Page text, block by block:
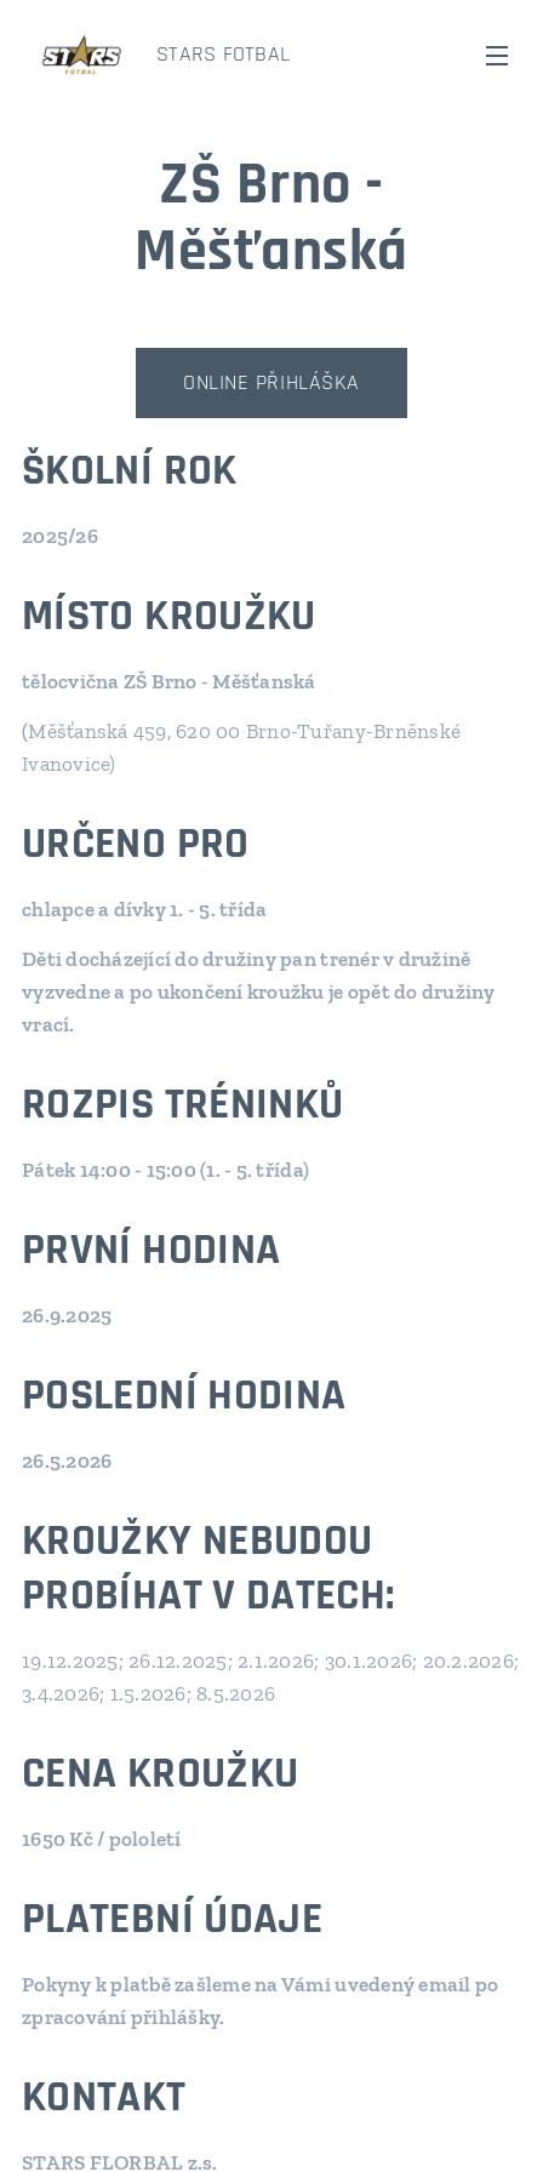
STARS FOTBAL
ZŠ Brno -
Měšťanská
ONLINE PŘIHLÁŠKA
ŠKOLNÍ ROK
2025/26
MÍSTO KROUŽKU
tělocvična ZŠ Brno - Měšťanská
(Měšťanská 459, 620 00 Brno-Tuřany-Brněnské
Ivanovice)
URČENO PRO
chlapce a dívky 1. - 5. třída
Děti docházející do družiny pan trenér v družině
vyzvedne a po ukončení kroužku je opět do družiny
vrací.
ROZPIS TRÉNINKŮ
Pátek 14:00 - 15:00 (1. - 5. třída)
PRVNÍ HODINA
26.9.2025
POSLEDNÍ HODINA
26.5.2026
KROUŽKY NEBUDOU
PROBÍHAT V DATECH:
19.12.2025; 26.12.2025; 2.1.2026; 30.1.2026; 20.2.2026;
3.4.2026; 1.5.2026; 8.5.2026
CENA KROUŽKU
1650 Kč / pololetí
PLATEBNÍ ÚDAJE
Pokyny k platbě zašleme na Vámi uvedený email po
zpracování přihlášky.
KONTAKT
STARS FLORBAL z.s.